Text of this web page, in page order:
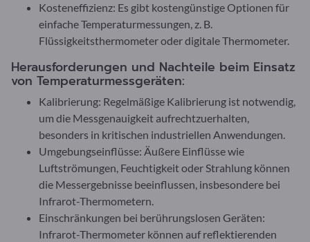
Kosteneffizienz: Es gibt kostengünstige Optionen für
einfache Temperaturmessungen, z. B.
Flüssigkeitsthermometer oder digitale Thermometer.
Herausforderungen und Nachteile beim Einsatz
von Temperaturmessgeräten:
Kalibrierung: Regelmäßige Kalibrierung ist notwendig,
um die Messgenauigkeit aufrechtzuerhalten,
besonders in kritischen industriellen Anwendungen.
Umgebungseinflüsse: Äußere Einflüsse wie
Luftströmungen, Feuchtigkeit oder Strahlung können
die Messergebnisse beeinflussen, insbesondere bei
Infrarot-Thermometern.
Einschränkungen bei berührungslosen Geräten:
Infrarot-Thermometer können auf reflektierenden